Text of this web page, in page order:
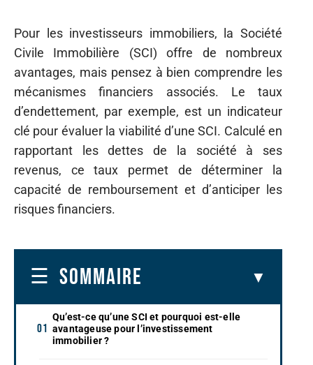
Pour les investisseurs immobiliers, la Société
Civile Immobilière (SCI) offre de nombreux
avantages, mais pensez à bien comprendre les
mécanismes financiers associés. Le taux
d’endettement, par exemple, est un indicateur
clé pour évaluer la viabilité d’une SCI. Calculé en
rapportant les dettes de la société à ses
revenus, ce taux permet de déterminer la
capacité de remboursement et d’anticiper les
risques financiers.
SOMMAIRE
Qu’est-ce qu’une SCI et pourquoi est-elle
avantageuse pour l’investissement
immobilier ?